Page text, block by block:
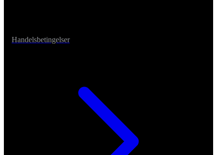
Handelsbetingelser